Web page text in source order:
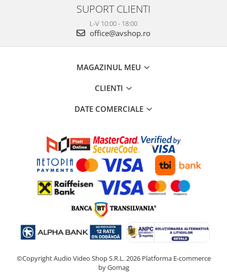
SUPORT CLIENTI
L-V 10:00 - 18:00
office@avshop.ro
MAGAZINUL MEU
CLIENTI
DATE COMERCIALE
©Copyright Audio Video Shop S.R.L. 2026 Platforma E-commerce
by Gomag